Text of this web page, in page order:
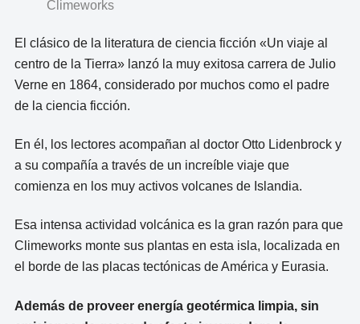
Climeworks
El clásico de la literatura de ciencia ficción «Un viaje al
centro de la Tierra» lanzó la muy exitosa carrera de Julio
Verne en 1864, considerado por muchos como el padre
de la ciencia ficción.
En él, los lectores acompañan al doctor Otto Lidenbrock y
a su compañía a través de un increíble viaje que
comienza en los muy activos volcanes de Islandia.
Esa intensa actividad volcánica es la gran razón para que
Climeworks monte sus plantas en esta isla, localizada en
el borde de las placas tectónicas de América y Eurasia.
Además de proveer energía geotérmica limpia, sin